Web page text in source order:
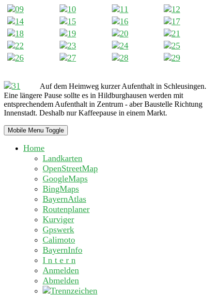
Auf dem Heimweg kurzer Aufenthalt in Schleusingen.
Eine längere Pause sollte es in Hildburghausen werden mit
entsprechendem Aufenthalt in Zentrum - aber Baustelle Richtung
Innenstadt. Deshalb nur Kaffeepause in einem Markt.
Mobile Menu Toggle
Home
Landkarten
OpenStreetMap
GoogleMaps
BingMaps
BayernAtlas
Routenplaner
Kurviger
Gpswerk
Calimoto
BayernInfo
I n t e r n
Anmelden
Abmelden